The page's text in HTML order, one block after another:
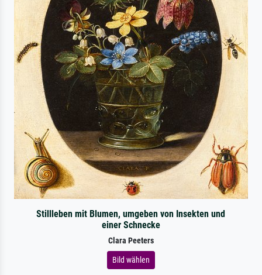
Stillleben mit Blumen, umgeben von Insekten und
einer Schnecke
Clara Peeters
Bild wählen